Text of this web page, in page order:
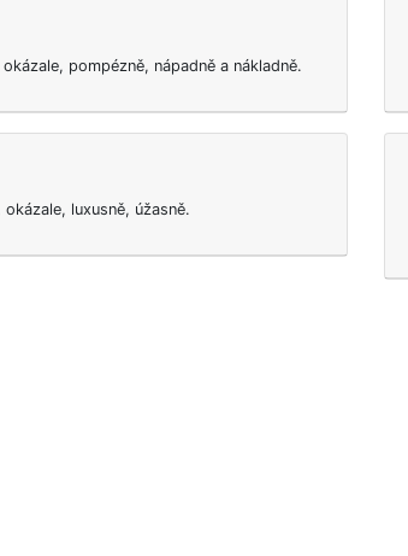
pompézně, nápadně a nákladně.
luxusně, úžasně.